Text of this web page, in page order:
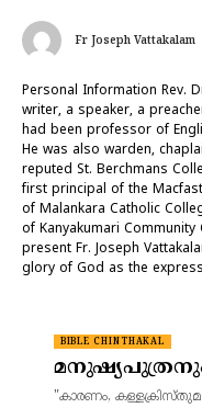
Fr Joseph Vattakalam
Personal Information Rev.
writer, a speaker, a
had been professor of
He was also warden,
reputed St. Berchmans
first principal of the
of Malankara Catholic
of Kanyakumari
present Fr. Joseph
glory of God as the
BIBLE CHINTHAKAL
മനുഷ്യപുത്രനും
"കാരണം,